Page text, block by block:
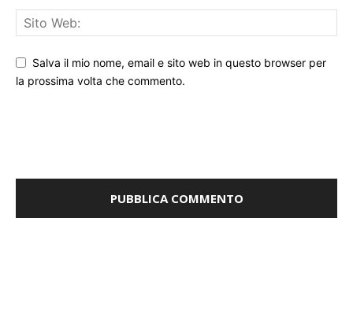
Salva il mio nome, email e sito web in questo browser per
la prossima volta che commento.